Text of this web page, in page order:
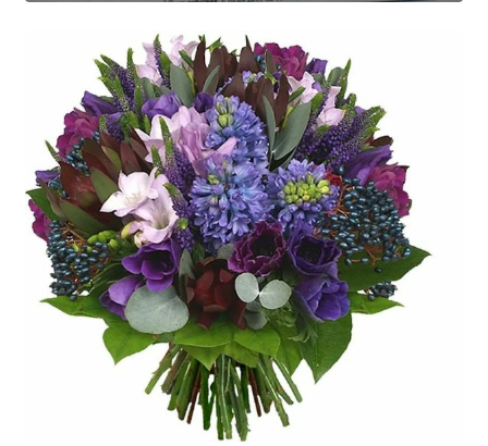
Дополнительное образование
Информационная безопасность
Информация для детей-сирот
Памятные даты военной истории
Пожарная безопасность
Программа воспитания
Противодействие терроризму
Профилактическая работа
Работа педагога-психолога
Студенческий совет
Студенческий спортивный клуб